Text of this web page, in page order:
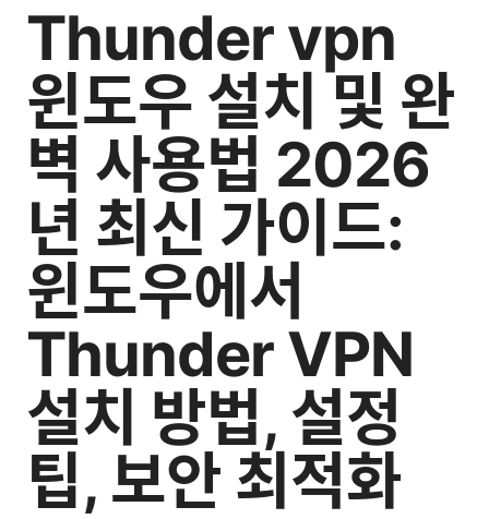
Thunder vpn
윈도우 설치 및 완
벽 사용법 2026
년 최신 가이드:
윈도우에서
Thunder VPN
설치 방법, 설정
팁, 보안 최적화